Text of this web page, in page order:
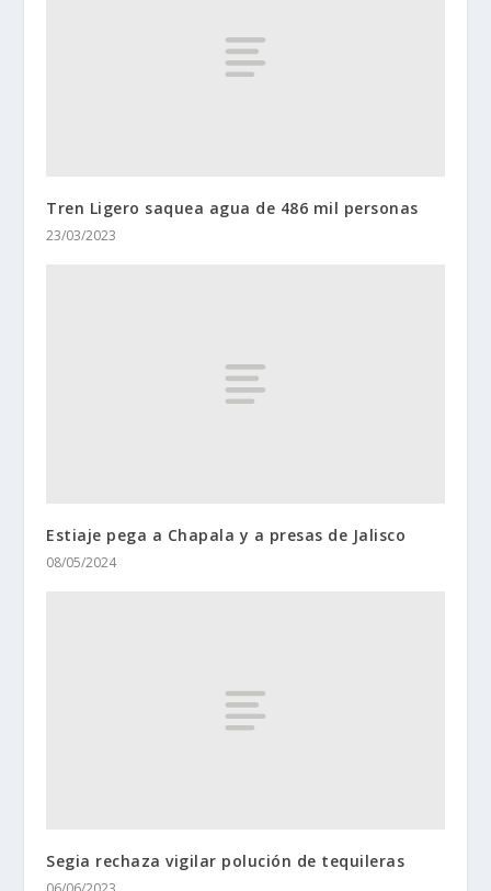
Tren Ligero saquea agua de 486 mil personas
23/03/2023
Estiaje pega a Chapala y a presas de Jalisco
08/05/2024
Segia rechaza vigilar polución de tequileras